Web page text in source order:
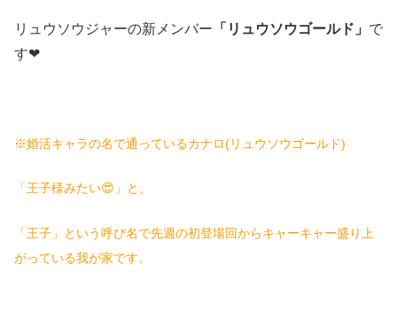
リュウソウジャーの新メンバー 「リュウソウゴールド」 で
す❤
※婚活キャラの名で通っているカナロ(リュウソウゴールド)
「王子様みたい😍」と、
「王子」という呼び名で先週の初登場回からキャーキャー盛り上
がっている我が家です。